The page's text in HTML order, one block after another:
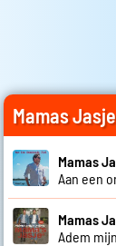
Mamas
Mamas
Aan een
Mamas
Adem